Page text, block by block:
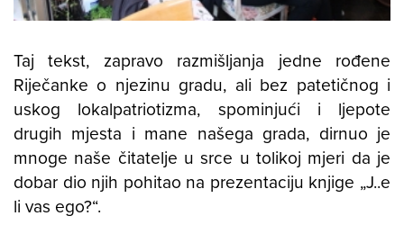
Taj tekst, zapravo razmišljanja jedne rođene
Riječanke o njezinu gradu, ali bez patetičnog i
uskog lokalpatriotizma, spominjući i ljepote
drugih mjesta i mane našega grada, dirnuo je
mnoge naše čitatelje u srce u tolikoj mjeri da je
dobar dio njih pohitao na prezentaciju knjige „J..e
li vas ego?“.